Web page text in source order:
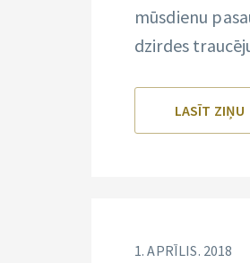
mūsdienu
dzirdes
LASĪT ZIŅU
1. APRĪLIS. 2018